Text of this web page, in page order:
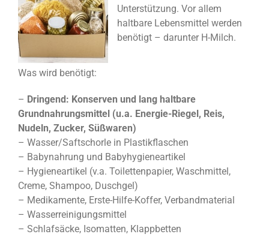
Unterstützung. Vor allem
haltbare Lebensmittel werden
benötigt – darunter H-Milch.
Was wird benötigt:
– Dringend: Konserven und lang haltbare
Grundnahrungsmittel (u.a. Energie-Riegel, Reis,
Nudeln, Zucker, Süßwaren)
– Wasser/Saftschorle in Plastikflaschen
– Babynahrung und Babyhygieneartikel
– Hygieneartikel (v.a. Toilettenpapier, Waschmittel,
Creme, Shampoo, Duschgel)
– Medikamente, Erste-Hilfe-Koffer, Verbandmaterial
– Wasserreinigungsmittel
– Schlafsäcke, Isomatten, Klappbetten